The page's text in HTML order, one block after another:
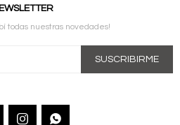
todas nuestras novedades!
SUSCRIBIRME
 